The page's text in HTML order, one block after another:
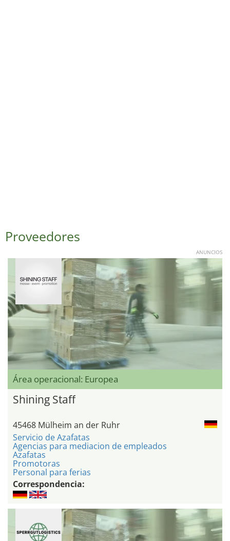
Proveedores
ANUNCIOS
Área operacional: Europea
Shining Staff
45468 Mülheim an der Ruhr
Servicio de Azafatas
Agencias para mediacion de empleados
Azafatas
Promotoras
Personal para ferias
Correspondencia: